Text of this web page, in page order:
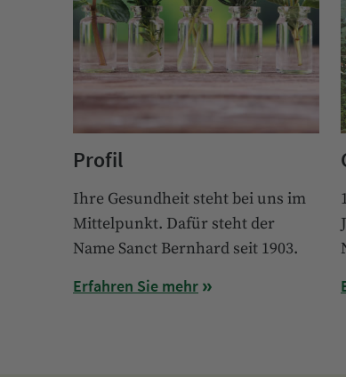
Profil
Ihre Gesundheit steht bei uns im
Mittelpunkt. Dafür steht der
Name Sanct Bernhard seit 1903.
Erfahren Sie mehr